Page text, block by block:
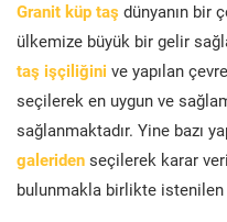
Granit küp taş dünyanın bir
ülkemize büyük bir gelir
taş işçiliğini ve yapılan
seçilerek en uygun ve
sağlanmaktadır. Yine bazı
galeriden seçilerek karar
bulunmakla birlikte istenilen